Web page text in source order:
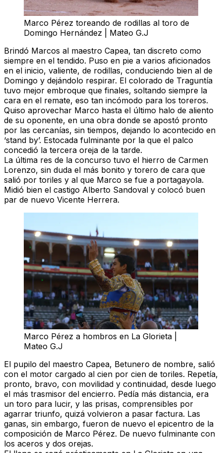
Marco Pérez toreando de rodillas al toro de
Domingo Hernández | Mateo G.J
Brindó Marcos al maestro Capea, tan discreto como
siempre en el tendido. Puso en pie a varios aficionados
en el inicio, valiente, de rodillas, conduciendo bien al de
Domingo y dejándolo respirar. El colorado de Traguntía
tuvo mejor embroque que finales, soltando siempre la
cara en el remate, eso tan incómodo para los toreros.
Quiso aprovechar Marco hasta el último halo de aliento
de su oponente, en una obra donde se apostó pronto
por las cercanías, sin tiempos, dejando lo acontecido en
‘stand by’. Estocada fulminante por la que el palco
concedió la tercera oreja de la tarde.
La última res de la concurso tuvo el hierro de Carmen
Lorenzo, sin duda el más bonito y torero de cara que
salió por toriles y al que Marco se fue a portagayola.
Midió bien el castigo Alberto Sandoval y colocó buen
par de nuevo Vicente Herrera.
Marco Pérez a hombros en La Glorieta |
Mateo G.J
El pupilo del maestro Capea, Betunero de nombre, salió
con el motor cargado al cien por cien de toriles. Repetía,
pronto, bravo, con movilidad y continuidad, desde luego
el más trasmisor del encierro. Pedía más distancia, era
un toro para lucir, y las prisas, comprensibles por
agarrar triunfo, quizá volvieron a pasar factura. Las
ganas, sin embargo, fueron de nuevo el epicentro de la
composición de Marco Pérez. De nuevo fulminante con
los aceros y dos orejas.